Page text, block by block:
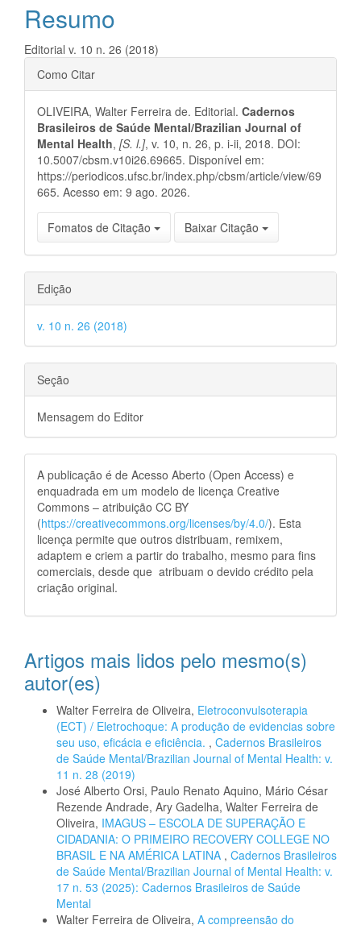
artigo
principal
Resumo
Editorial v. 10 n. 26 (2018)
Detalhes
do
artigo
Como Citar
OLIVEIRA, Walter Ferreira de. Editorial. Cadernos
Brasileiros de Saúde Mental/Brazilian Journal of
Mental Health, [S. l.], v. 10, n. 26, p. i-ii, 2018. DOI:
10.5007/cbsm.v10i26.69665. Disponível em:
https://periodicos.ufsc.br/index.php/cbsm/article/view/69
665. Acesso em: 9 ago. 2026.
Fomatos de Citação Baixar Citação
Edição
v. 10 n. 26 (2018)
Seção
Mensagem do Editor
A publicação é de Acesso Aberto (Open Access) e
enquadrada em um modelo de licença Creative
Commons – atribuição CC BY
(https://creativecommons.org/licenses/by/4.0/). Esta
licença permite que outros distribuam, remixem,
adaptem e criem a partir do trabalho, mesmo para fins
comerciais, desde que atribuam o devido crédito pela
criação original.
Artigos mais lidos pelo mesmo(s)
autor(es)
Walter Ferreira de Oliveira, Eletroconvulsoterapia
(ECT) / Eletrochoque: A produção de evidencias sobre
seu uso, eficácia e eficiência. , Cadernos Brasileiros
de Saúde Mental/Brazilian Journal of Mental Health: v.
11 n. 28 (2019)
José Alberto Orsi, Paulo Renato Aquino, Mário César
Rezende Andrade, Ary Gadelha, Walter Ferreira de
Oliveira, IMAGUS – ESCOLA DE SUPERAÇÃO E
CIDADANIA: O PRIMEIRO RECOVERY COLLEGE NO
BRASIL E NA AMÉRICA LATINA , Cadernos Brasileiros
de Saúde Mental/Brazilian Journal of Mental Health: v.
17 n. 53 (2025): Cadernos Brasileiros de Saúde
Mental
Walter Ferreira de Oliveira, A compreensão do